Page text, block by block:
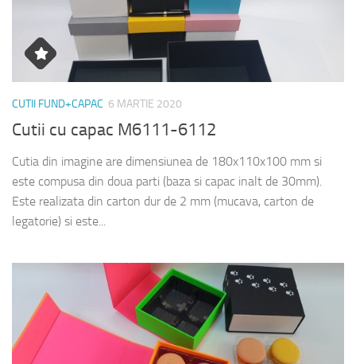
CUTII FUND+CAPAC 6 MARTIE 2020
Cutii cu capac M6111-6112
Cutia din imagine are dimensiunea de 180x110x100 mm si
este compusa din doua parti (baza si capac inalt de 30mm).
Este realizata din carton dur de 2 mm (mucava, carton de
legatorie) si este...